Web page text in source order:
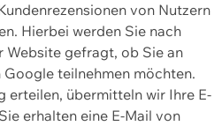
von Nutzern
Hierbei werden Sie nach
Website gefragt, ob Sie an
teilnehmen möchten.
erteilen, übermitteln wir Ihre E-
erhalten eine E-Mail von